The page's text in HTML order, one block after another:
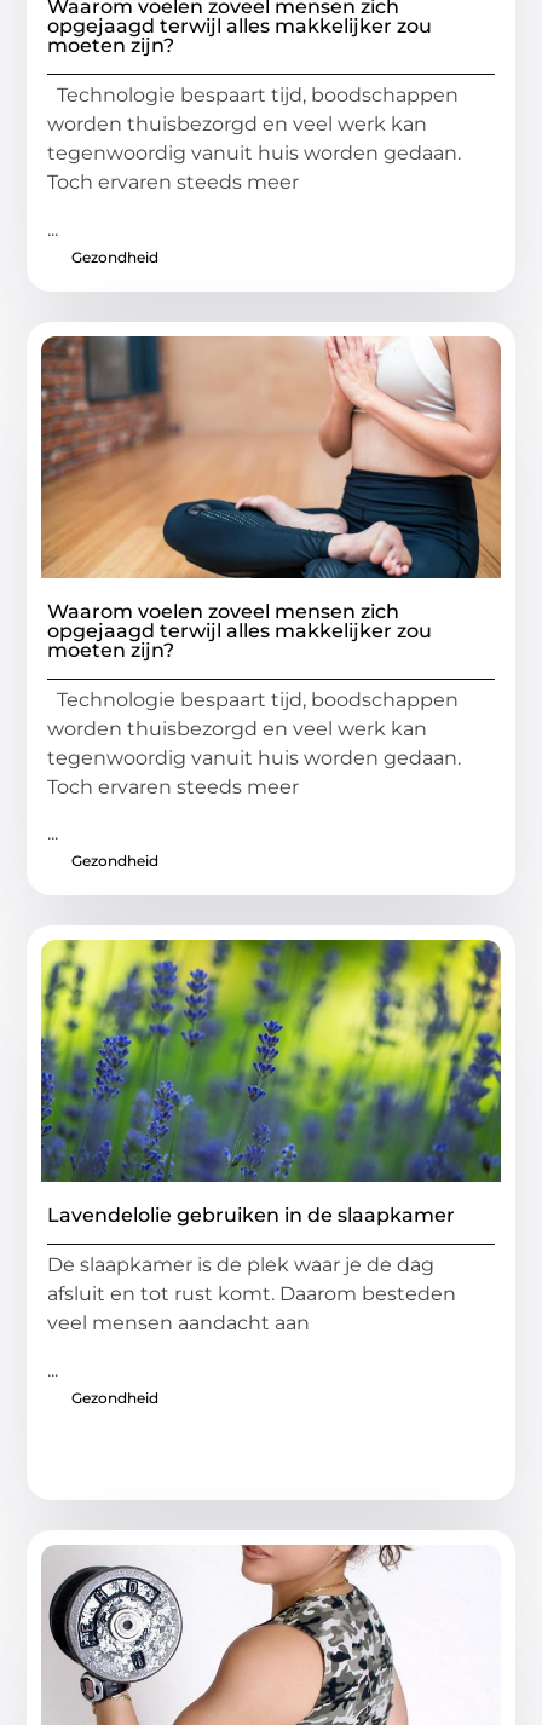
Waarom voelen zoveel mensen zich
opgejaagd terwijl alles makkelijker zou
moeten zijn?
Technologie bespaart tijd, boodschappen
worden thuisbezorgd en veel werk kan
tegenwoordig vanuit huis worden gedaan.
Toch ervaren steeds meer
...
Gezondheid
Waarom voelen zoveel mensen zich
opgejaagd terwijl alles makkelijker zou
moeten zijn?
Technologie bespaart tijd, boodschappen
worden thuisbezorgd en veel werk kan
tegenwoordig vanuit huis worden gedaan.
Toch ervaren steeds meer
...
Gezondheid
Lavendelolie gebruiken in de slaapkamer
De slaapkamer is de plek waar je de dag
afsluit en tot rust komt. Daarom besteden
veel mensen aandacht aan
...
Gezondheid